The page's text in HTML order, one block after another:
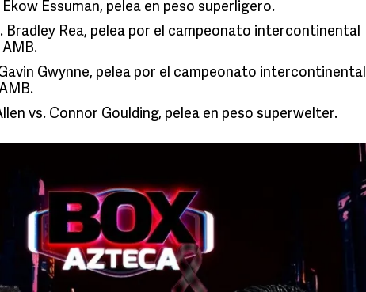
Essuman, pelea en peso superligero.
Bradley Rea, pelea por el campeonato intercontinental
Gwynne, pelea por el campeonato intercontinental
vs. Connor Goulding, pelea en peso superwelter.